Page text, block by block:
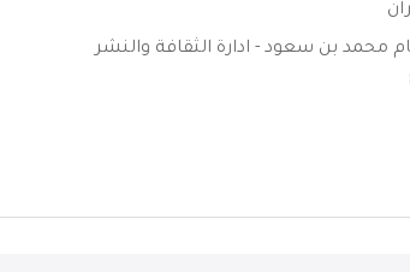
محمد بن سعود - ادارة الثقافة والنشر